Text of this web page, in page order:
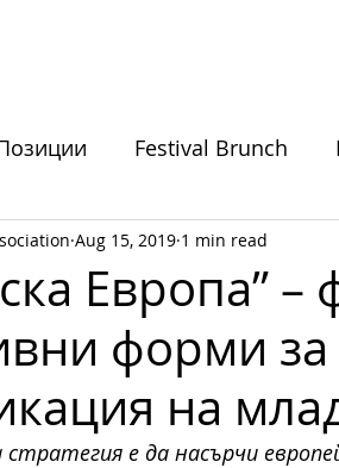
Festival Brunch
Европа”
форми
на
Aug 15, 2019 1 min read
е да насърчи